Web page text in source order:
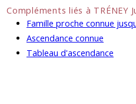
Compléments liés à TRÉNEY
Famille proche connue
Ascendance connue
Tableau d'ascendance